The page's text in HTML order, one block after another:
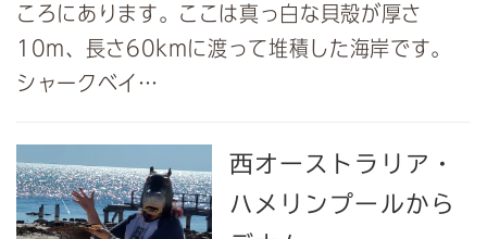
ころにあります。ここは真っ白な貝殻が厚さ
10m、長さ60kmに渡って堆積した海岸です。
シャークベイ…
西オーストラリア・
ハメリンプールから